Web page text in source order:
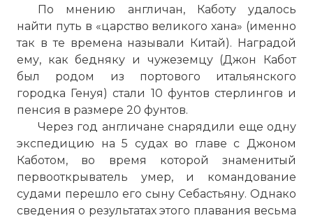
По мнению англичан, Каботу удалось
найти путь в «царство великого хана» (именно
так в те времена называли Китай). Наградой
ему, как бедняку и чужеземцу (Джон Кабот
был родом из портового итальянского
городка Генуя) стали 10 фунтов стерлингов и
пенсия в размере 20 фунтов.
Через год англичане снарядили еще одну
экспедицию на 5 судах во главе с Джоном
Каботом, во время которой знаменитый
первооткрыватель умер, и командование
судами перешло его сыну Себастьяну. Однако
сведения о результатах этого плавания весьма